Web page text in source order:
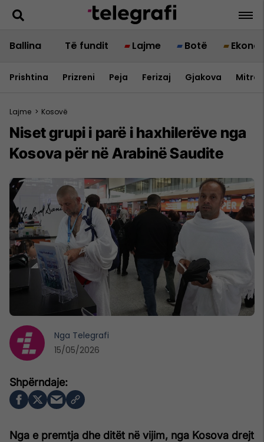
Ballina Të fundit Lajme Botë
Prishtina Prizreni Peja Ferizaj Gjakova
Lajme > Kosovë
Niset grupi i parë i haxhilerëve nga
Kosova për në Arabinë Saudite
Nga e premtja dhe ditët në vijim, nga Kosova drejt
Nga Telegrafi
15/05/2026